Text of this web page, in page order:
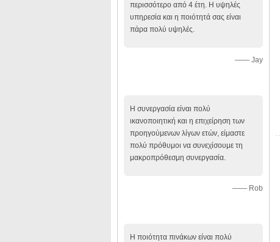
περισσότερο από 4 έτη. Η υψηλές
υπηρεσία και η ποιότητά σας είναι
πάρα πολύ υψηλές.
—— Jay
Η συνεργασία είναι πολύ
ικανοποιητική και η επιχείρηση των
προηγούμενων λίγων ετών, είμαστε
πολύ πρόθυμοι να συνεχίσουμε τη
μακροπρόθεσμη συνεργασία.
—— Rob
Η ποιότητα πινάκων είναι πολύ